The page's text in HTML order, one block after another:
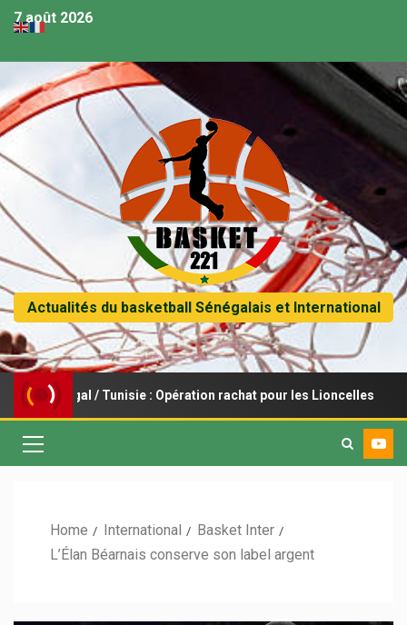
7 août 2026
Actualités du basketball Sénégalais et International
/ Tunisie : Opération rachat pour les Lioncelles
Home International
Basket Inter
L’Élan Béarnais conserve son label argent